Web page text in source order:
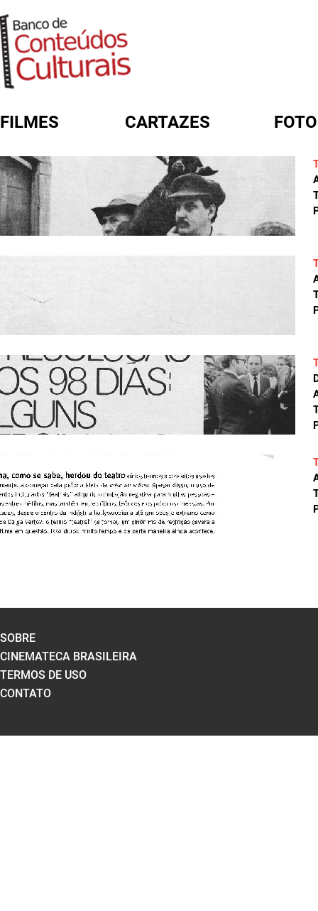
FILMES CARTAZES
FORMULÁRIO DE BUSCA
SOBRE
CINEMATECA BRASILEIRA
TERMOS DE USO
CONTATO